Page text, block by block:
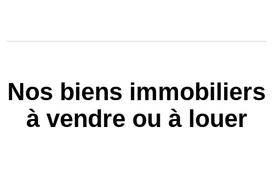
Nos biens immobiliers
à vendre ou à louer